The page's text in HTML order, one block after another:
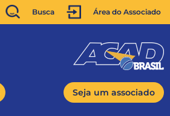
Busca Área do Associado
Seja um associado